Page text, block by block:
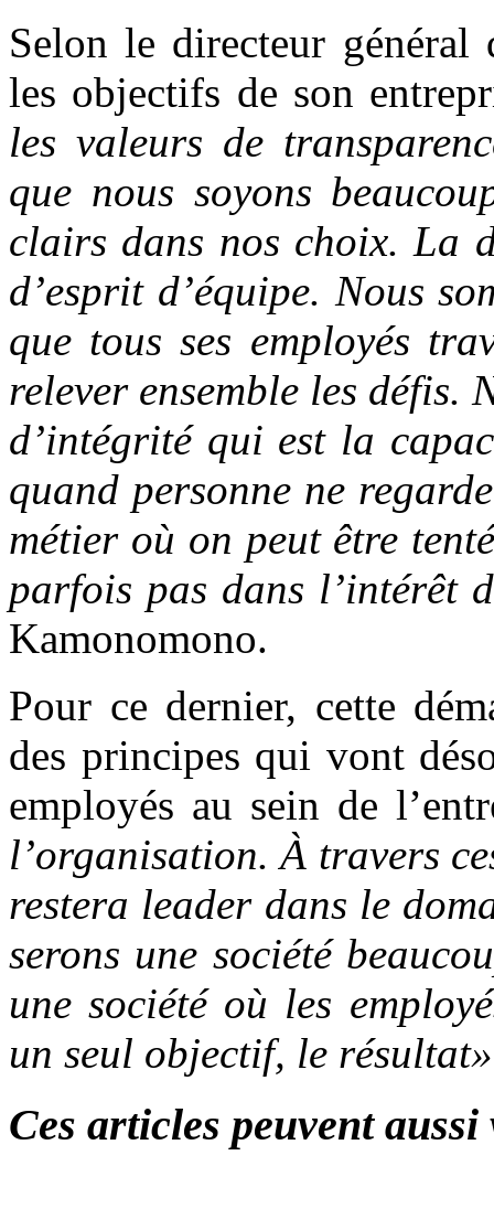
Selon le directeur général
les objectifs de son
les valeurs de
que nous soyons
clairs dans nos choix. La
d’esprit d’équipe. Nous
que tous ses employés
relever ensemble les défis.
d’intégrité qui est la
quand personne ne
métier où on peut être
parfois pas dans l’intérêt
Kamonomono.
Pour ce dernier, cette
des principes qui vont
employés au sein de
l’organisation. À travers
restera leader dans le
serons une société
une société où les
un seul objectif, le
Ces articles peuvent